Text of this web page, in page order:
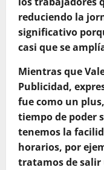
reduciendo la
significativo
casi que se
Mientras que
Publicidad,
fue como un
tiempo de poder
tenemos la
horarios, por
tratamos de